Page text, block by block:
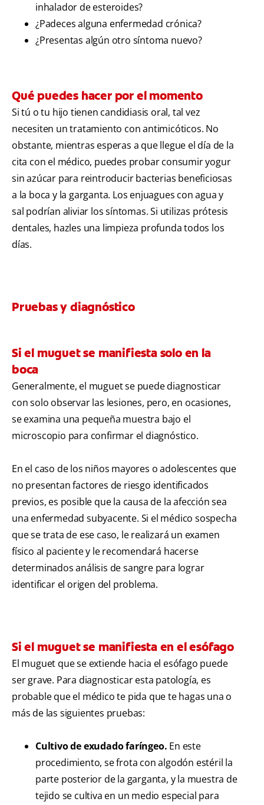
inhalador de esteroides?
¿Padeces alguna enfermedad crónica?
¿Presentas algún otro síntoma nuevo?
Qué puedes hacer por el momento
Si tú o tu hijo tienen candidiasis oral, tal vez
necesiten un tratamiento con antimicóticos. No
obstante, mientras esperas a que llegue el día de la
cita con el médico, puedes probar consumir yogur
sin azúcar para reintroducir bacterias beneficiosas
a la boca y la garganta. Los enjuagues con agua y
sal podrían aliviar los síntomas. Si utilizas prótesis
dentales, hazles una limpieza profunda todos los
días.
Pruebas y diagnóstico
Si el muguet se manifiesta solo en la
boca
Generalmente, el muguet se puede diagnosticar
con solo observar las lesiones, pero, en ocasiones,
se examina una pequeña muestra bajo el
microscopio para confirmar el diagnóstico.
En el caso de los niños mayores o adolescentes que
no presentan factores de riesgo identificados
previos, es posible que la causa de la afección sea
una enfermedad subyacente. Si el médico sospecha
que se trata de ese caso, le realizará un examen
físico al paciente y le recomendará hacerse
determinados análisis de sangre para lograr
identificar el origen del problema.
Si el muguet se manifiesta en el esófago
El muguet que se extiende hacia el esófago puede
ser grave. Para diagnosticar esta patología, es
probable que el médico te pida que te hagas una o
más de las siguientes pruebas:
Cultivo de exudado faríngeo. En este
procedimiento, se frota con algodón estéril la
parte posterior de la garganta, y la muestra de
tejido se cultiva en un medio especial para